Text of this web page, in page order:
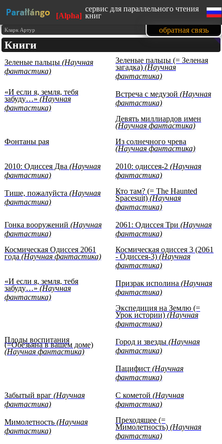
[Alpha]
сервис для параллельного чтения
книг
сайт адаптирован под мобильные
устройства
любимые книги
1500 книг в нашей базе на данный
тексты произведений
целью (изучение иностранных
обратная связь
Кларк Артур
Книги
Зеленые пальцы (Научная
фантастика)
Зеленые пальцы (= Зеленая
загадка) (Научная
фантастика)
«И если я, земля, тебя
забуду…» (Научная
фантастика)
Встреча с медузой (Научная
фантастика)
Девять миллиардов имен
(Научная фантастика)
Фонтаны рая
Из солнечного чрева
(Научная фантастика)
2010: Одиссея Два (Научная
фантастика)
2010: одиссея-2 (Научная
фантастика)
Тише, пожалуйста (Научная
фантастика)
Кто там? (= The Haunted
Spacesuit)(Научная
фантастика)
Гонка вооружений (Научная
фантастика)
2061: Одиссея Три (Научная
фантастика)
Космическая Одиссея 2061
года (Научная фантастика)
Космическая одиссея 3 (2061
- Одиссея-3) (Научная
фантастика)
«И если я, земля, тебя
забуду…» (Научная
фантастика)
Призрак исполина (Научная
фантастика)
Экспедиция на Землю (=
Урок истории) (Научная
фантастика)
Плоды воспитания
(=Обезьяна в вашем доме)
(Научная фантастика)
Город и звезды (Научная
фантастика)
Пацифист (Научная
фантастика)
Забытый враг (Научная
фантастика)
С кометой (Научная
фантастика)
Мимолетность (Научная
фантастика)
Преходящее (=
Мимолетность) (Научная
фантастика)